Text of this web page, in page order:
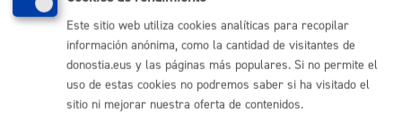
Enlaces útiles
Ofertas de empleo
Perfil del contratante
Sede electrónica
Mapas - GeoDonostia
Este sitio web utiliza cookies analíticas para recopilar
información anónima, como la cantidad de visitantes de
donostia.eus y las páginas más populares. Si no permite el
uso de estas cookies no podremos saber si ha visitado el
sitio ni mejorar nuestra oferta de contenidos.